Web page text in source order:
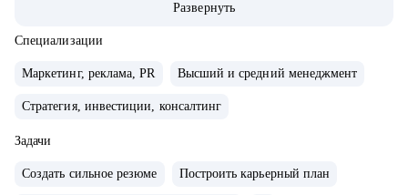
• Обширная экспертиза в стратегическом планировании,
консалтинге, запуске новых продуктов и направлений,
рынки, в том числе международные. Опыт привлечения
инвестиций.
• 15+ опыт найма, сформировала 5 команд с нуля. Сильная
систем и процессов.
Развернуть
Специализации
Маркетинг, реклама, PR Высший и средний менеджмент
Стратегия, инвестиции, консалтинг
Задачи
Создать сильное резюме Построить карьерный план